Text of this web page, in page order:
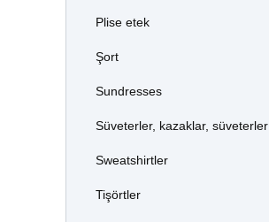
Plise etek
Şort
Sundresses
Süveterler, kazaklar, süveterler
Sweatshirtler
Tişörtler